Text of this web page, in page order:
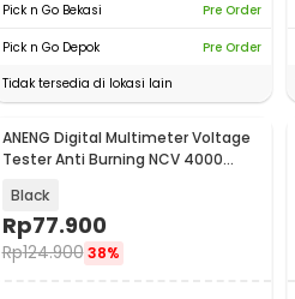
Pick n Go Bekasi
Pre Order
Pick n Go Depok
Pre Order
Tidak tersedia di lokasi lain
Baru
ANENG Digital Multimeter Voltage
Tester Anti Burning NCV 4000
Black
Rp77.900
Rp124.900 38%